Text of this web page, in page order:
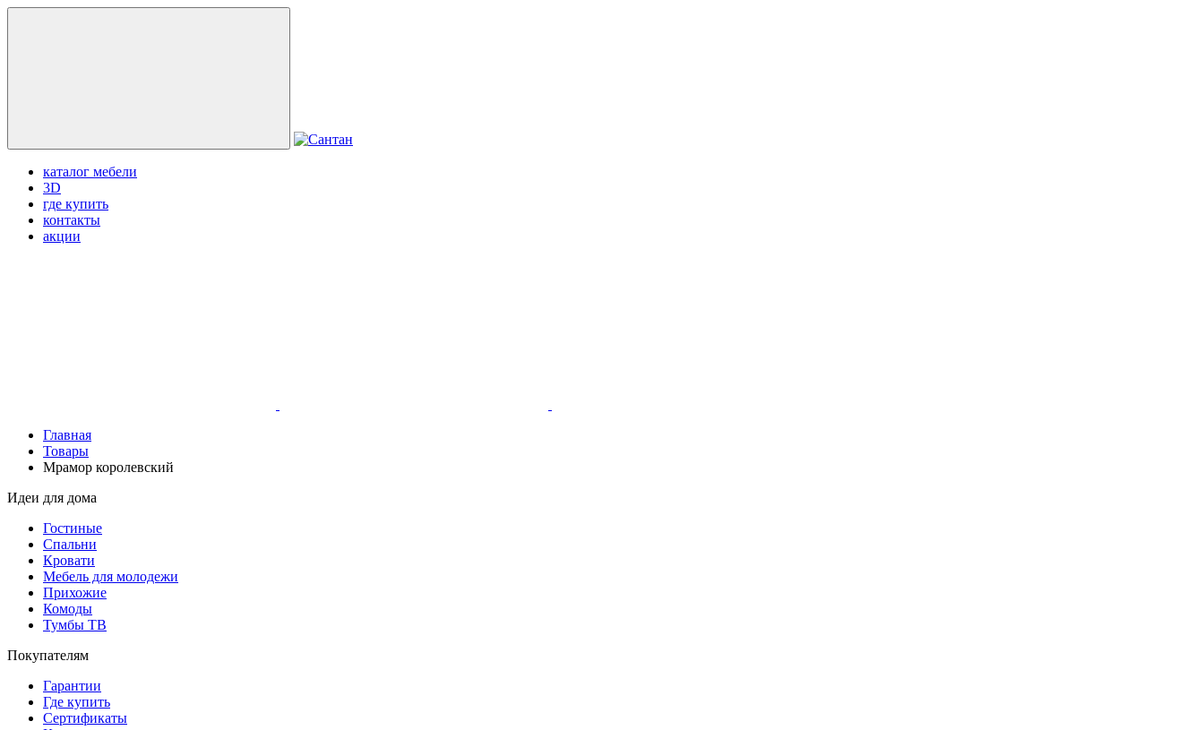
каталог мебели
3D
где купить
контакты
акции
Главная
Товары
Мрамор королевский
Идеи для дома
Гостиные
Спальни
Кровати
Мебель для молодежи
Прихожие
Комоды
Тумбы ТВ
Покупателям
Гарантии
Где купить
Сертификаты